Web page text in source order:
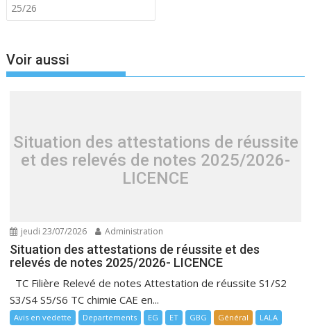
25/26
Voir aussi
Situation des attestations de réussite
et des relevés de notes 2025/2026-
LICENCE
jeudi 23/07/2026 Administration
Situation des attestations de réussite et des
relevés de notes 2025/2026- LICENCE
TC Filière Relevé de notes Attestation de réussite S1/S2
S3/S4 S5/S6 TC chimie CAE en...
Avis en vedette Departements EG ET GBG Général
LALA